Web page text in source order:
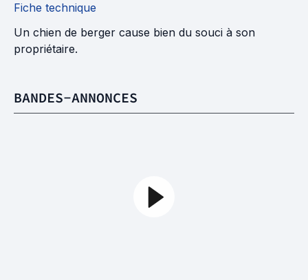
Fiche technique
Un chien de berger cause bien du souci à son
propriétaire.
BANDES-ANNONCES